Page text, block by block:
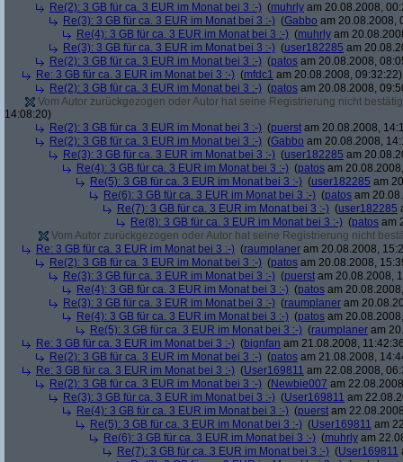
Re(2): 3 GB für ca. 3 EUR im Monat bei 3 :-) (muhrly am 20.08.2008,
Re(3): 3 GB für ca. 3 EUR im Monat bei 3 :-) (Gabbo am 20.08.2008,
Re(4): 3 GB für ca. 3 EUR im Monat bei 3 :-) (muhrly am
Re(3): 3 GB für ca. 3 EUR im Monat bei 3 :-) (user182285 am
Re(2): 3 GB für ca. 3 EUR im Monat bei 3 :-) (patos am 20.08.2008,
Re: 3 GB für ca. 3 EUR im Monat bei 3 :-) (mfdc1 am 20.08.2008, 09:32:22)
Re(2): 3 GB für ca. 3 EUR im Monat bei 3 :-) (patos am 20.08.2008,
Vom Autor zurückgezogen oder Autor hat seine Registrierung nicht
14:08:20)
Re(2): 3 GB für ca. 3 EUR im Monat bei 3 :-) (puerst am 20.08.2008,
Re(2): 3 GB für ca. 3 EUR im Monat bei 3 :-) (Gabbo am 20.08.2008,
Re(3): 3 GB für ca. 3 EUR im Monat bei 3 :-) (user182285 am
Re(4): 3 GB für ca. 3 EUR im Monat bei 3 :-) (patos am
Re(5): 3 GB für ca. 3 EUR im Monat bei 3 :-) (user182285 am
Re(6): 3 GB für ca. 3 EUR im Monat bei 3 :-) (patos am
Re(7): 3 GB für ca. 3 EUR im Monat bei 3 :-) (user182285
Re(8): 3 GB für ca. 3 EUR im Monat bei 3 :-) (patos am
Vom Autor zurückgezogen oder Autor hat seine Registrierung nicht
Re: 3 GB für ca. 3 EUR im Monat bei 3 :-) (raumplaner am 20.08.2008,
Re(2): 3 GB für ca. 3 EUR im Monat bei 3 :-) (patos am 20.08.2008,
Re(3): 3 GB für ca. 3 EUR im Monat bei 3 :-) (puerst am 20.08.2008,
Re(4): 3 GB für ca. 3 EUR im Monat bei 3 :-) (patos am
Re(3): 3 GB für ca. 3 EUR im Monat bei 3 :-) (raumplaner am
Re(4): 3 GB für ca. 3 EUR im Monat bei 3 :-) (patos am
Re(5): 3 GB für ca. 3 EUR im Monat bei 3 :-) (raumplaner am
Re: 3 GB für ca. 3 EUR im Monat bei 3 :-) (bignfan am 21.08.2008,
Re(2): 3 GB für ca. 3 EUR im Monat bei 3 :-) (patos am 21.08.2008,
Re: 3 GB für ca. 3 EUR im Monat bei 3 :-) (User169811 am 22.08.2008,
Re(2): 3 GB für ca. 3 EUR im Monat bei 3 :-) (Newbie007 am
Re(3): 3 GB für ca. 3 EUR im Monat bei 3 :-) (User169811 am
Re(4): 3 GB für ca. 3 EUR im Monat bei 3 :-) (puerst am
Re(5): 3 GB für ca. 3 EUR im Monat bei 3 :-) (User169811 am
Re(6): 3 GB für ca. 3 EUR im Monat bei 3 :-) (muhrly am
Re(7): 3 GB für ca. 3 EUR im Monat bei 3 :-) (User169811